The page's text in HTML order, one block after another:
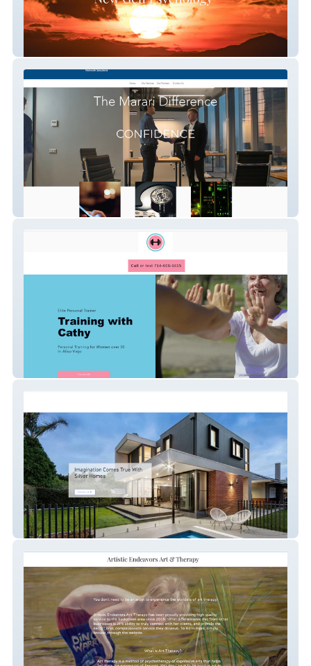
New Gen Psychology
Cathytraining
my-site-1